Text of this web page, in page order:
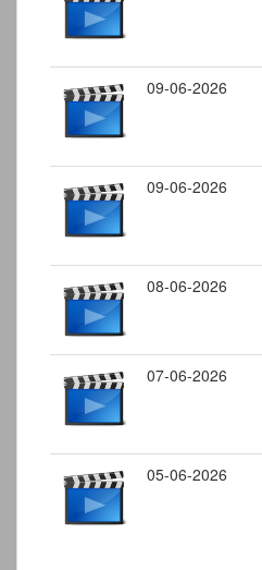
09-06-2026
09-06-2026
08-06-2026
07-06-2026
05-06-2026